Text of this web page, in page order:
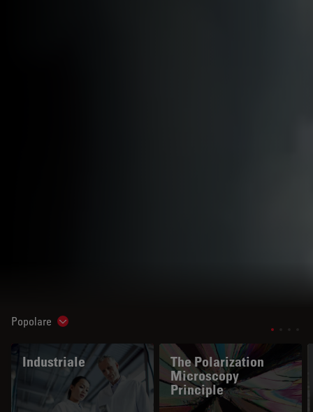
Popolare Show subnavigation
Industriale
The Polarization
Microscopy
Principle